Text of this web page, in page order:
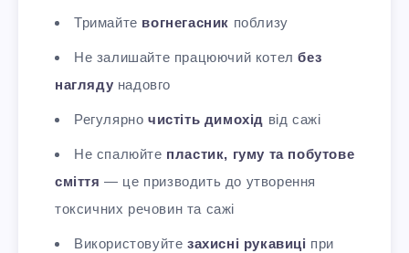
Тримайте вогнегасник поблизу
Не залишайте працюючий котелбез
нагляду надовго
Регулярно чистіть димохід від сажі
Не спалюйте пластик, гуму та побутове
сміття — це призводить до утворення
токсичних речовин та сажі
Використовуйте захисні рукавиці при